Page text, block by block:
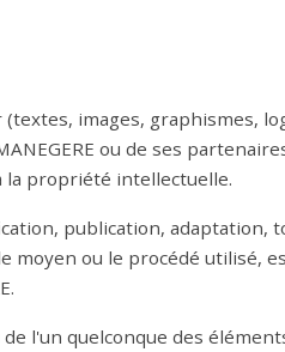
images, graphismes,
ou de ses
la propriété intellectuelle.
publication, adaptation,
moyen ou le procédé utilisé,
l'un quelconque des